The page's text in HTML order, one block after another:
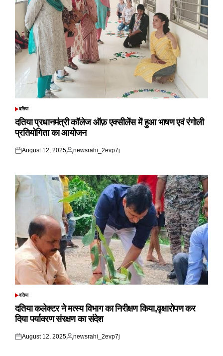
POSTED
दतिया
दतिया प्रधानमंत्री कॉलेज ऑफ़ एक्सीलेंस में हुआ भाषण एवं रंगोली
प्रतियोगिता का आयोजन
Posted
August 12, 2025
Posted
newsrahi_2evp7j
POSTED
दतिया
दतिया कलेक्टर ने मत्स्य विभाग का निरीक्षण किया,वृक्षारोपण कर
दिया पर्यावरण संरक्षण का संदेश
Posted
August 12, 2025
Posted
newsrahi_2evp7j